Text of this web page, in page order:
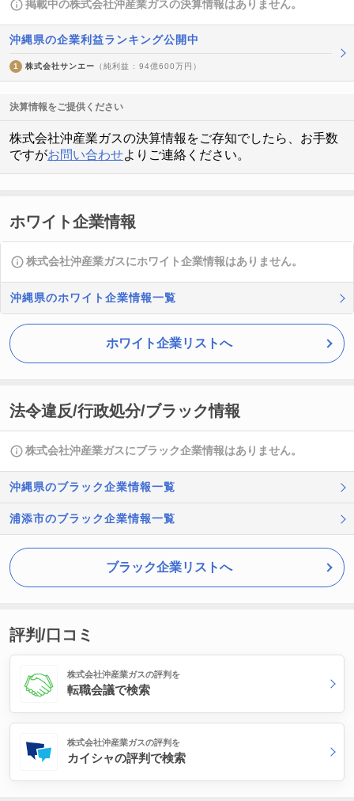
掲載中の株式会社沖産業ガスの決算情報はありません。
沖縄県の企業利益ランキング公開中
1 株式会社サンエー （純利益 : 94億600万円）
決算情報をご提供ください
株式会社沖産業ガスの決算情報をご存知でしたら、お手数
ですがお問い合わせよりご連絡ください。
ホワイト企業情報
株式会社沖産業ガスにホワイト企業情報はありません。
沖縄県のホワイト企業情報一覧
ホワイト企業リストへ
法令違反/行政処分/ブラック情報
株式会社沖産業ガスにブラック企業情報はありません。
沖縄県のブラック企業情報一覧
浦添市のブラック企業情報一覧
ブラック企業リストへ
評判/口コミ
株式会社沖産業ガスの評判を
転職会議で検索
株式会社沖産業ガスの評判を
カイシャの評判で検索